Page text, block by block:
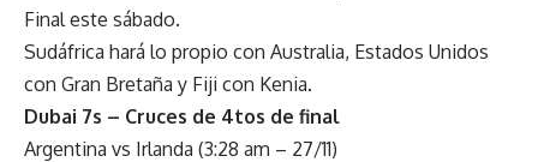
Final este sábado.
Sudáfrica hará lo propio con Australia, Estados Unidos
con Gran Bretaña y Fiji con Kenia.
Dubai 7s – Cruces de 4tos de final
Argentina vs Irlanda (3:28 am – 27/11)